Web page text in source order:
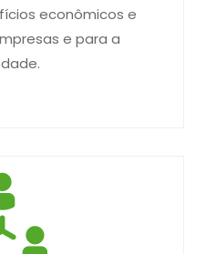
econômicos e
e para a